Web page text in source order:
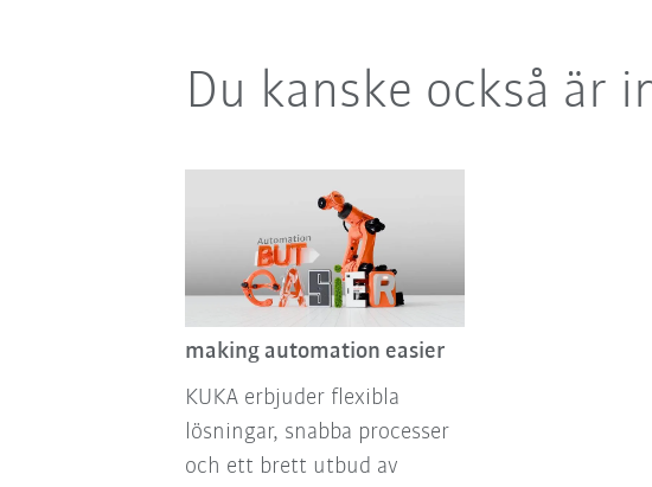
Du kanske också är
making automation easier
KUKA erbjuder flexibla
lösningar, snabba processer
och ett brett utbud av